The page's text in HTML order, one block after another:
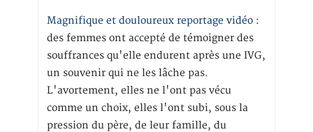
Magnifique et douloureux reportage vidéo :
des femmes ont accepté de témoigner des
souffrances qu'elle endurent après une IVG,
un souvenir qui ne les lâche pas.
L'avortement, elles ne l'ont pas vécu
comme un choix, elles l'ont subi, sous la
pression du père, de leur famille, du